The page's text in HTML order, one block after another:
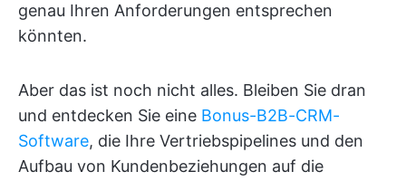
genau Ihren Anforderungen entsprechen
könnten.
Aber das ist noch nicht alles. Bleiben Sie dran
und entdecken Sie eine Bonus-B2B-CRM-
Software, die Ihre Vertriebspipelines und den
Aufbau von Kundenbeziehungen auf die